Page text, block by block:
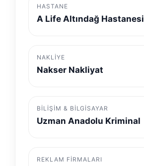
HASTANE
A Life Altındağ Hastanesi
NAKLIYE
Nakser Nakliyat
BILIŞIM & BILGISAYAR
Uzman Anadolu Kriminal
REKLAM FIRMALARI